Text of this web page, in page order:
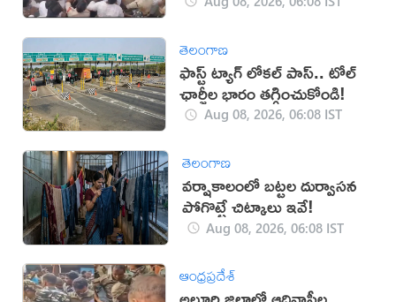
తెలంగాణ
ఫాస్ట్ ట్యాగ్ లోకల్ పాస్.. టోల్
ఛార్జీల భారం తగ్గించుకోండి!
Aug 08, 2026, 06:08 IST
తెలంగాణ
వర్షాకాలంలో బట్టల దుర్వాసన
పోగొట్టే చిట్కాలు ఇవే!
Aug 08, 2026, 06:08 IST
ఆంధ్రప్రదేశ్